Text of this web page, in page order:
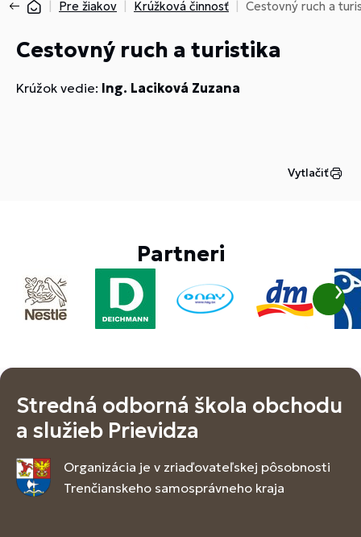
Pre žiakov Krúžková činnosť Cestovný ruch a
Cestovný ruch a turistika
Krúžok vedie: Ing. Laciková Zuzana
Vytlačiť
Partneri
Stredná odborná škola obchodu
a služieb Prievidza
Organizácia je v zriaďovateľskej pôsobnosti
Trenčianskeho samosprávneho kraja